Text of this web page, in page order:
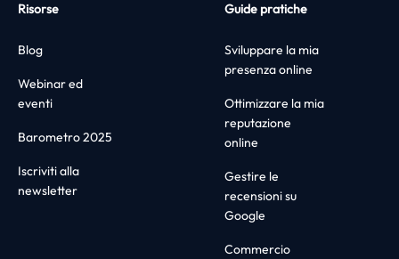
Risorse
Blog
Webinar ed
eventi
Barometro 2025
Iscriviti alla
newsletter
Guide pratiche
Sviluppare la mia
presenza online
Ottimizzare la mia
reputazione
online
Gestire le
recensioni su
Google
Commercio